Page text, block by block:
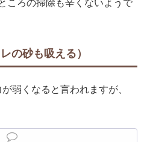
ころの掃除も辛くないようで
の砂も吸える）
弱くなると言われますが、